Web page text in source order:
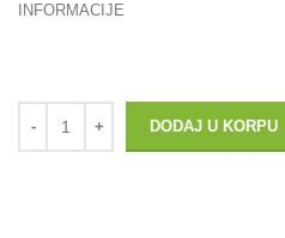
INFORMACIJE
DODAJ U KORPU